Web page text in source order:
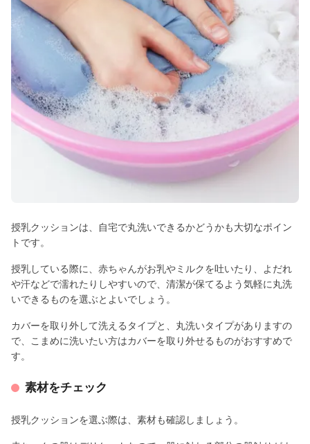
授乳クッションは、自宅で丸洗いできるかどうかも大切なポイン
トです。
授乳している際に、赤ちゃんがお乳やミルクを吐いたり、よだれ
や汗などで濡れたりしやすいので、清潔が保てるよう気軽に丸洗
いできるものを選ぶとよいでしょう。
カバーを取り外して洗えるタイプと、丸洗いタイプがありますの
で、こまめに洗いたい方はカバーを取り外せるものがおすすめで
す。
素材をチェック
授乳クッションを選ぶ際は、素材も確認しましょう。